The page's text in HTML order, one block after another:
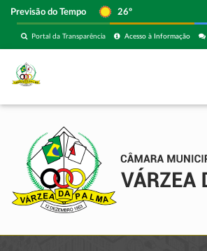
Previsão do Tempo 26º
Acesso à Informação
Portal da Transparência